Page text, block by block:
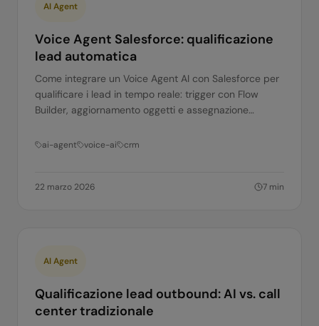
AI Agent
Voice Agent Salesforce: qualificazione
lead automatica
Come integrare un Voice Agent AI con Salesforce per
qualificare i lead in tempo reale: trigger con Flow
Builder, aggiornamento oggetti e assegnazione
ai-agent voice-ai crm
22 marzo 2026 7 min
AI Agent
Qualificazione lead outbound: AI vs. call
center tradizionale